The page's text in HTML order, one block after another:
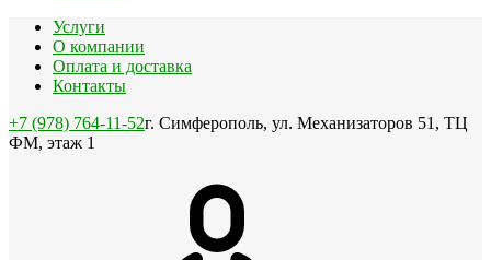
Услуги
О компании
Оплата и доставка
Контакты
+7 (978) 764-11-52г. Симферополь, ул. Механизаторов 51, ТЦ
ФМ, этаж 1